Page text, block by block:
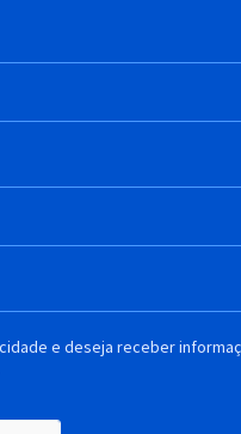
e deseja receber